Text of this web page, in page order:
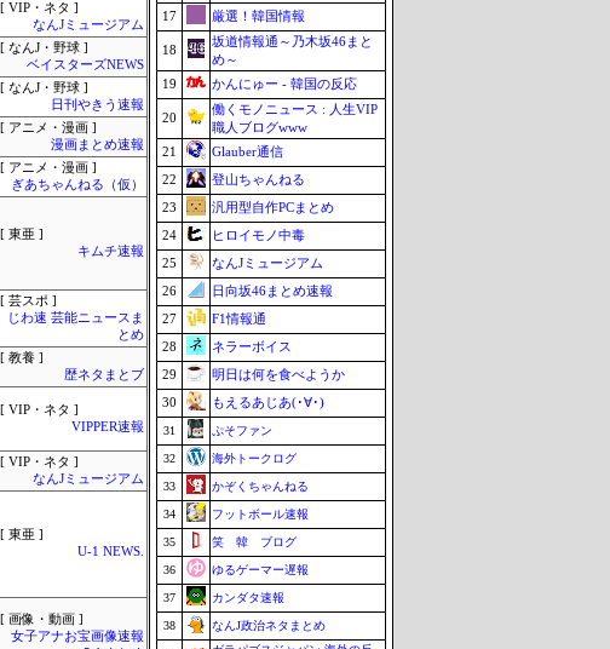
[ VIP・ネタ ]
なんJミュージアム
[ なんJ・野球 ]
ベイスターズNEWS
[ なんJ・野球 ]
日刊やきう速報
[ アニメ・漫画 ]
漫画まとめ速報
[ アニメ・漫画 ]
ぎあちゃんねる（仮）
[ 東亜 ]
キムチ速報
[ 芸スポ ]
じわ速 芸能ニュースま
とめ
[ 教養 ]
歴ネタまとブ
[ VIP・ネタ ]
VIPPER速報
[ VIP・ネタ ]
なんJミュージアム
[ 東亜 ]
U-1 NEWS.
[ 画像・動画 ]
女子アナお宝画像速報
17
厳選！韓国情報
18
坂道情報通～乃木坂46まと
め～
19
かんにゅー - 韓国の反応
20
働くモノニュース : 人生VIP
職人ブログwww
21
Glauber通信
22
登山ちゃんねる
23
汎用型自作PCまとめ
24
ヒロイモノ中毒
25
なんJミュージアム
26
日向坂46まとめ速報
27
F1情報通
28
ネラーボイス
29
明日は何を食べようか
30
もえるあじあ(･∀･)
31 ぷそファン
32 海外トークログ
33 かぞくちゃんねる
34 フットボール速報
35 笑 韓 ブログ
36 ゆるゲーマー遅報
37 カンダタ速報
38 なんJ政治ネタまとめ